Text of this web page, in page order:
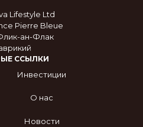
Lifestyle Ltd
Pierre Bleue
ан-Флак
ССЫЛКИ
Инвестиции
О нас
Новости